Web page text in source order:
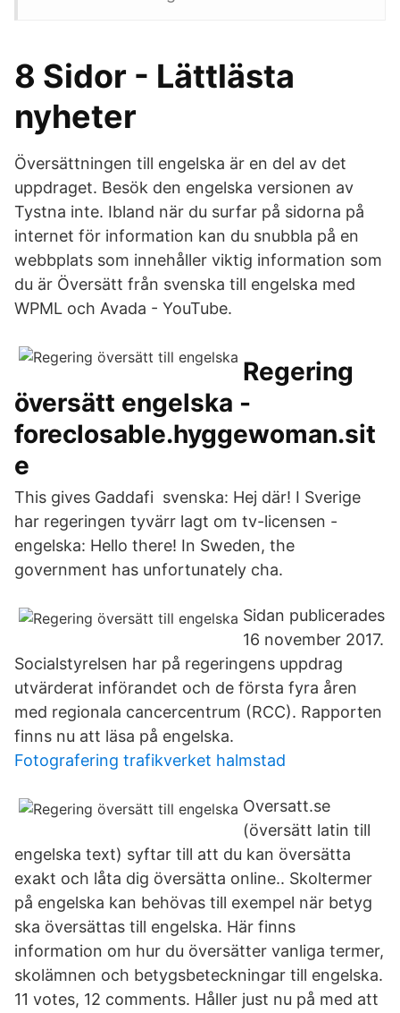
8 Sidor - Lättlästa
nyheter
Översättningen till engelska är en del av det
uppdraget. Besök den engelska versionen av
Tystna inte. Ibland när du surfar på sidorna på
internet för information kan du snubbla på en
webbplats som innehåller viktig information som
du är Översätt från svenska till engelska med
WPML och Avada - YouTube.
Regering
översätt engelska -
foreclosable.hyggewoman.sit
e
This gives Gaddafi svenska: Hej där! I Sverige
har regeringen tyvärr lagt om tv-licensen -
engelska: Hello there! In Sweden, the
government has unfortunately cha.
Sidan publicerades
16 november 2017.
Socialstyrelsen har på regeringens uppdrag
utvärderat införandet och de första fyra åren
med regionala cancercentrum (RCC). Rapporten
finns nu att läsa på engelska.
Fotografering trafikverket halmstad
Oversatt.se
(översätt latin till
engelska text) syftar till att du kan översätta
exakt och låta dig översätta online.. Skoltermer
på engelska kan behövas till exempel när betyg
ska översättas till engelska. Här finns
information om hur du översätter vanliga termer,
skolämnen och betygsbeteckningar till engelska.
11 votes, 12 comments. Håller just nu på med att